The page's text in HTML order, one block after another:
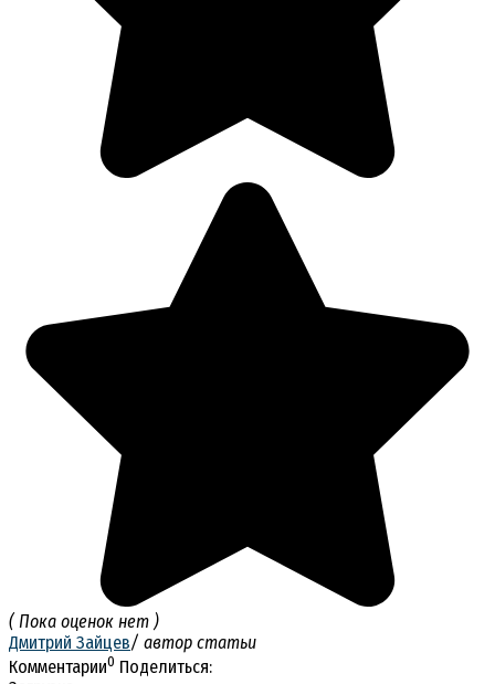
( Пока оценок нет )
Дмитрий Зайцев/ автор статьи
Комментарии0 Поделиться: